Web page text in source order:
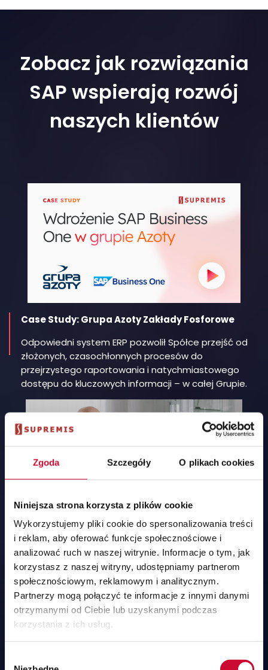
Zgoda Szczegóły O plikach cookies
Niniejsza strona korzysta z plików cookie
Wykorzystujemy pliki cookie do spersonalizowania treści
i reklam, aby oferować funkcje społecznościowe i
analizować ruch w naszej witrynie. Informacje o tym, jak
korzystasz z naszej witryny, udostępniamy partnerom
społecznościowym, reklamowym i analitycznym.
Partnerzy mogą połączyć te informacje z innymi danymi
otrzymanymi od Ciebie lub uzyskanymi podczas
korzystania z ich usług.
Zobacz jak rozwiązania
SAP wspierają rozwój
naszych klientów
Case Study: Grupa Azoty Zakłady Fosforowe
Odpowiedni system ERP pozwolił Spółce przejść od
złożonych, czasochłonnych procesów do
przejrzystego raportowania i natychmiastowego
dostępu do kluczowych informacji – w całej Grupie.
BUDOKRUSZ - wybrał SAP Business One
BUDOKRUSZ jest liderem w swojej branży w Polsce,
jego rozproszone i dynamicznie rozwijające się
środowisko wymagało integracji. Dlatego właśnie
wybrali SAP Business One i SUPREMIS.